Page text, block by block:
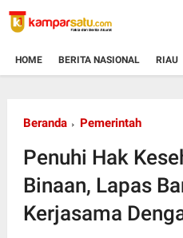
HOME BERITA NASIONAL RIAU
Beranda Pemerintah
Penuhi Hak
Binaan, Lapas
Kerjasama